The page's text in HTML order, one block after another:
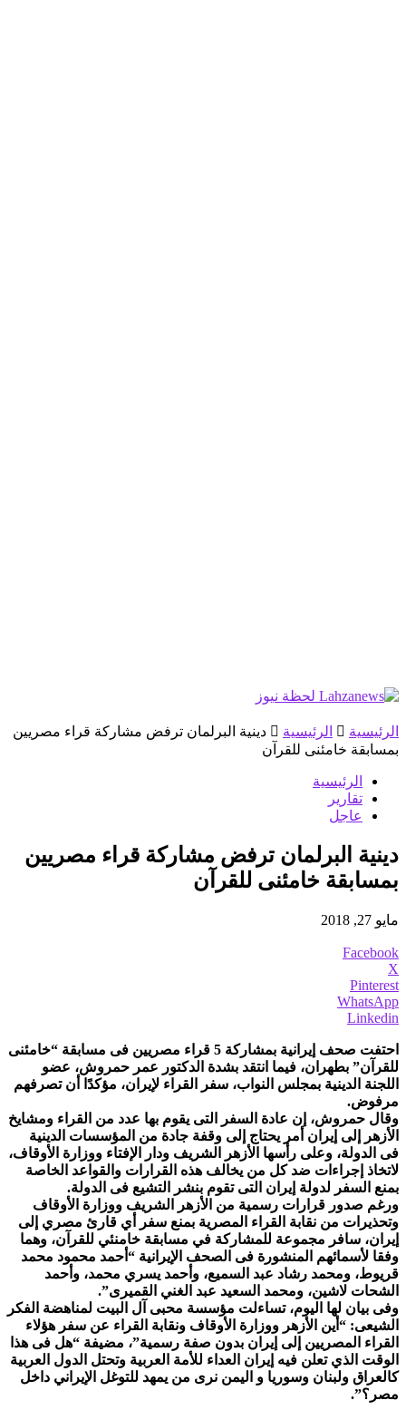
الرئيسية الرئيسية
دينية البرلمان ترفض مشاركة قراء مصريين
بمسابقة خامئنى للقرآن
الرئيسية
تقارير
عاجل
دينية البرلمان ترفض مشاركة قراء مصريين
بمسابقة خامئنى للقرآن
مايو 27, 2018
Facebook
X
Pinterest
WhatsApp
Linkedin
احتفت صحف إيرانية بمشاركة 5 قراء مصريين فى مسابقة “خامئنى
للقرآن” بطهران، فيما انتقد بشدة الدكتور عمر حمروش، عضو
اللجنة الدينية بمجلس النواب، سفر القراء لإيران، مؤكدًا أن تصرفهم
مرفوض.
وقال حمروش، إن عادة السفر التى يقوم بها عدد من القراء ومشايخ
الأزهر إلى إيران أمر يحتاج إلى وقفة جادة من المؤسسات الدينية
فى الدولة، وعلى رأسها الأزهر الشريف ودار الإفتاء ووزارة الأوقاف،
لاتخاذ إجراءات ضد كل من يخالف هذه القرارات والقواعد الخاصة
بمنع السفر لدولة إيران التى تقوم بنشر التشيع فى الدولة.
ورغم صدور قرارات رسمية من الأزهر الشريف ووزارة الأوقاف
وتحذيرات من نقابة القراء المصرية بمنع سفر أي قارئ مصري إلى
إيران، سافر مجموعة للمشاركة في مسابقة خامنئي للقرآن، وهما
وفقا لأسمائهم المنشورة فى الصحف الإيرانية “أحمد محمود محمد
قريوط، ومحمد رشاد عبد السميع، وأحمد يسري محمد، وأحمد
الشحات لاشين، ومحمد السعيد عبد الغني القميرى”.
وفى بيان لها اليوم، تساءلت مؤسسة محبى آل البيت لمناهضة الفكر
الشيعى: “أين الأزهر ووزارة الأوقاف ونقابة القراء عن سفر هؤلاء
القراء المصريين إلى إيران بدون صفة رسمية”، مضيفة “هل فى هذا
الوقت الذي تعلن فيه إيران العداء للأمة العربية وتحتل الدول العربية
كالعراق ولبنان وسوريا و اليمن نرى من يمهد للتوغل الإيراني داخل
مصر؟”.